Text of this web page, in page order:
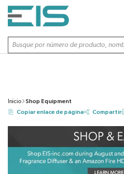
SALTAR AL CONTENIDO PRINCIPAL
Búsqueda de sitio
Inicio
Shop Equipment
Copiar enlace de página
Compartir